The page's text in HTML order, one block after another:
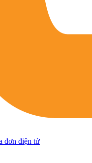
đơn điện tử